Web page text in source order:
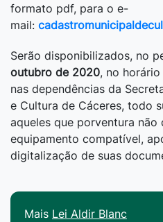
formato pdf, para o e-
mail:
Serão disponibilizados, no
outubro de 2020, no horário
nas dependências da
e Cultura de Cáceres, todo
aqueles que porventura não
equipamento compatível,
digitalização de suas
Mais Lei Aldir Blanc